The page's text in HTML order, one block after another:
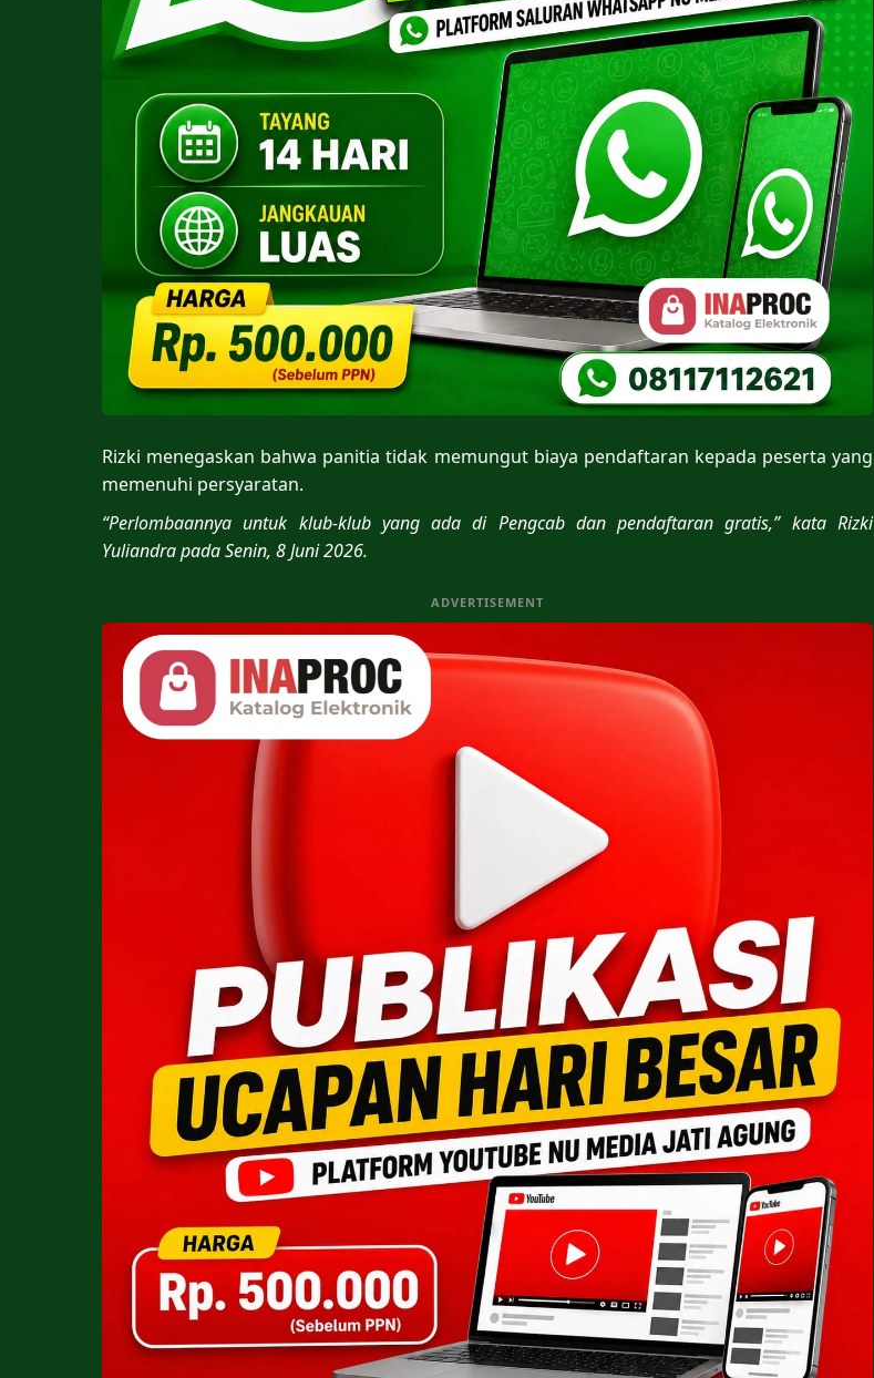
Rizki menegaskan bahwa panitia tidak memungut biaya pendaftaran kepada peserta yang
memenuhi persyaratan.
“Perlombaannya untuk klub-klub yang ada di Pengcab dan pendaftaran gratis,” kata Rizki
Yuliandra pada Senin, 8 Juni 2026.
ADVERTISEMENT